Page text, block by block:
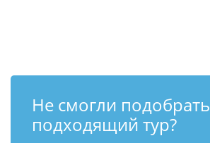
Не смогли подобрать
подходящий тур?